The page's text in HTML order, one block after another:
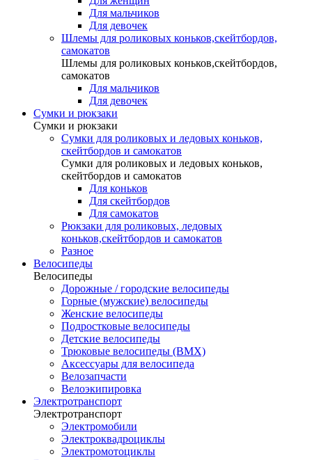
Для мальчиков
Для девочек
Шлемы для роликовых коньков,скейтбордов,
самокатов
Шлемы для роликовых коньков,скейтбордов,
самокатов
Для мальчиков
Для девочек
Сумки и рюкзаки
Сумки и рюкзаки
Сумки для роликовых и ледовых коньков,
скейтбордов и самокатов
Сумки для роликовых и ледовых коньков,
скейтбордов и самокатов
Для коньков
Для скейтбордов
Для самокатов
Рюкзаки для роликовых, ледовых
коньков,скейтбордов и самокатов
Разное
Велосипеды
Велосипеды
Дорожные / городские велосипеды
Горные (мужские) велосипеды
Женские велосипеды
Подростковые велосипеды
Детские велосипеды
Трюковые велосипеды (BMX)
Аксессуары для велосипеда
Велозапчасти
Велоэкипировка
Электротранспорт
Электротранспорт
Электромобили
Электроквадроциклы
Электромотоциклы